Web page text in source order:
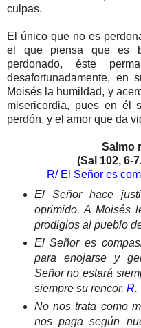
culpas.
El único que no es
el que piensa que es
perdonado, éste
desafortunadamente, en
Moisés la humildad, y
misericordia, pues en él
perdón, y el amor que da
Salmo
(Sal 102, 6-
R/ El Señor es
El Señor hace
oprimido. A Moisés
prodigios al pueblo
El Señor es
para enojarse y
Señor no estará
siempre su rencor. R.
No nos trata como
nos paga según